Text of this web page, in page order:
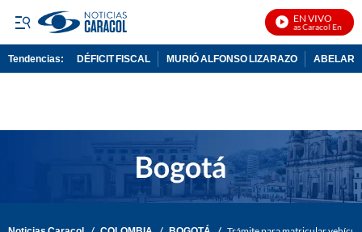
EN VIVO
Noticias Caracol En Vivo
Tendencias: DÉFICIT FISCAL MURIÓ ALFONSO LIZARAZO